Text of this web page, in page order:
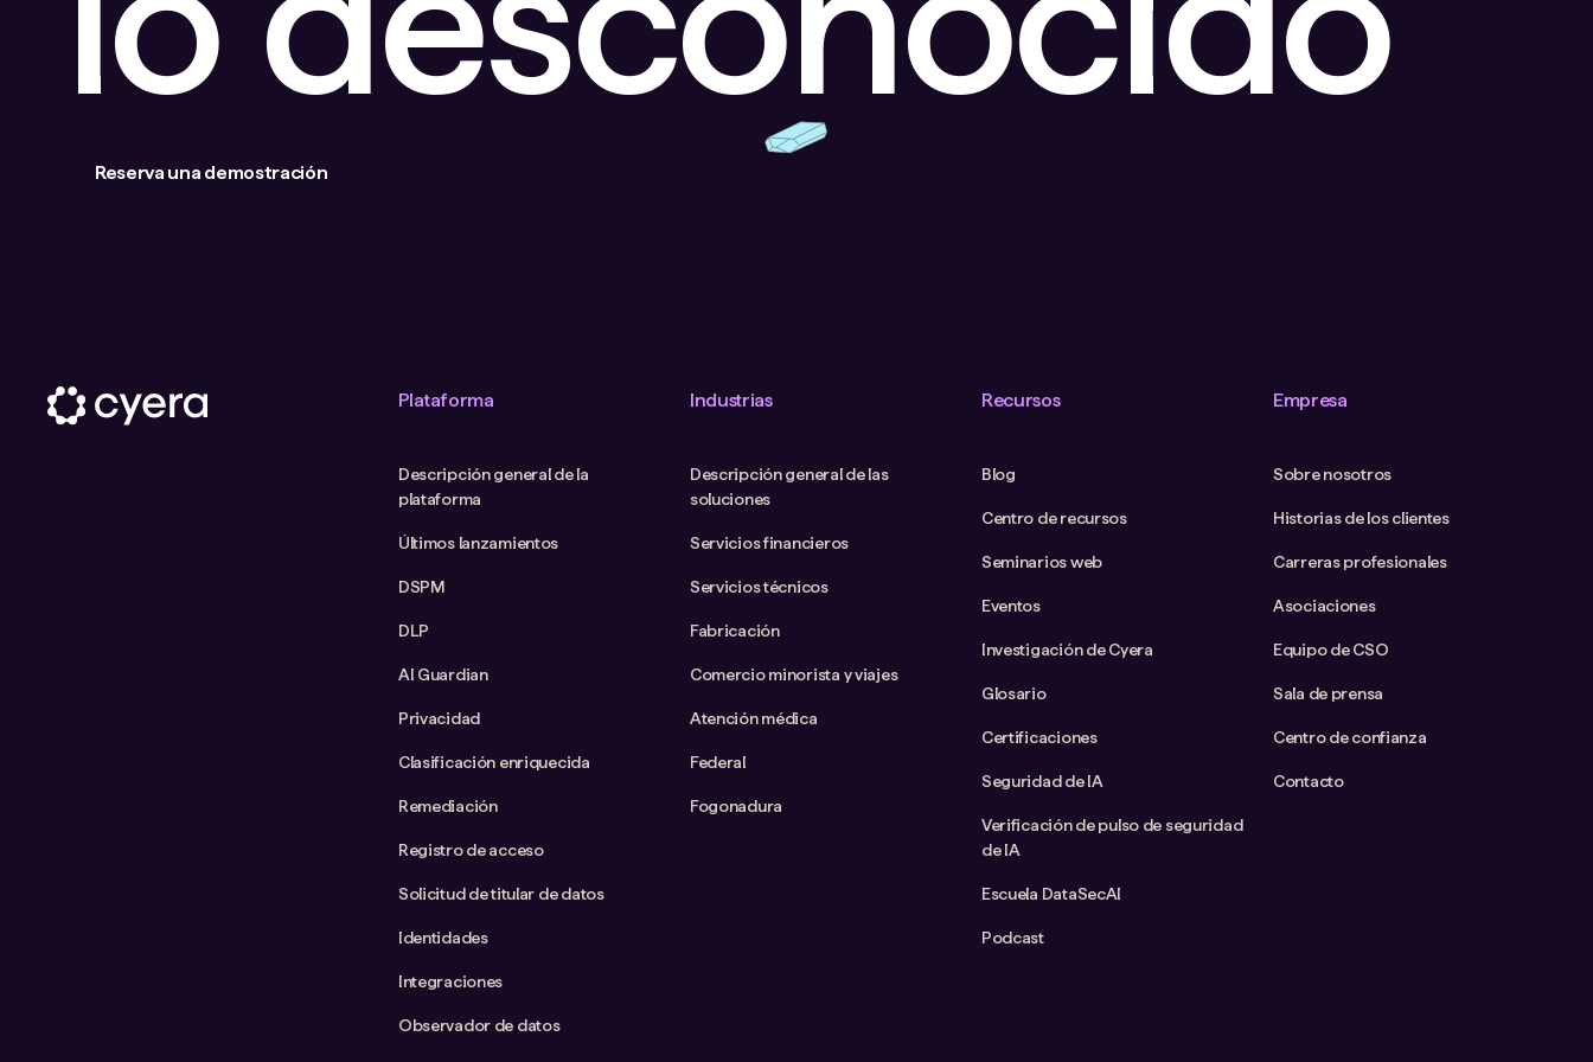
Reserva una demostración
Plataforma
Descripción general de la
plataforma
Últimos lanzamientos
DSPM
DLP
AI Guardian
Privacidad
Clasificación enriquecida
Remediación
Registro de acceso
Solicitud de titular de datos
Identidades
Integraciones
Observador de datos
Industrias
Descripción general de las
soluciones
Servicios financieros
Servicios técnicos
Fabricación
Comercio minorista y viajes
Atención médica
Federal
Fogonadura
Recursos
Blog
Centro de recursos
Seminarios web
Eventos
Investigación de Cyera
Glosario
Certificaciones
Seguridad de IA
Verificación de pulso de seguridad
de IA
Escuela DataSecAI
Podcast
Empresa
Sobre nosotros
Historias de los clientes
Carreras profesionales
Asociaciones
Equipo de CSO
Sala de prensa
Centro de confianza
Contacto